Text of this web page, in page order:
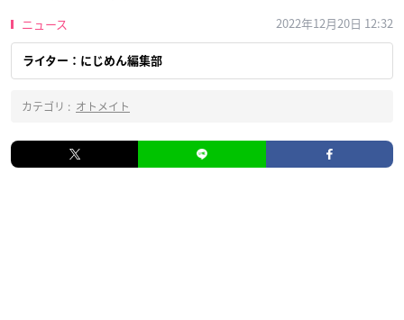
ニュース 2022年12月20日 12:32
ライター：にじめん編集部
カテゴリ : オトメイト